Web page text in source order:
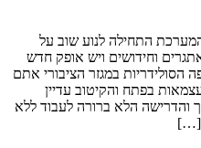
התחילה לנוע שוב על
וחידושים ויש אופק חדש
הסולידריות במגזר הציבורי אתם
בפתח והקיטוב עדיין
והדרישה הלא ברורה לעבוד ללא
[…]